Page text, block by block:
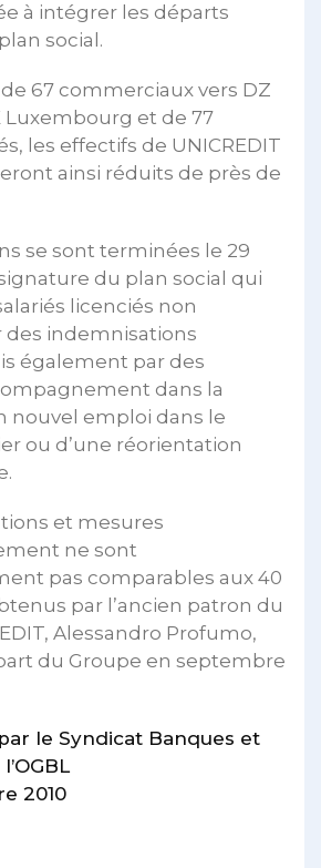
à intégrer les départs
social.
67 commerciaux vers DZ
Luxembourg et de 77
les effectifs de UNICREDIT
ainsi réduits de près de
se sont terminées le 29
du plan social qui
licenciés non
indemnisations
également par des
dans la
nouvel emploi dans le
ou d’une réorientation
et mesures
ne sont
pas comparables aux 40
par l’ancien patron du
Alessandro Profumo,
du Groupe en septembre
le Syndicat Banques et
2010